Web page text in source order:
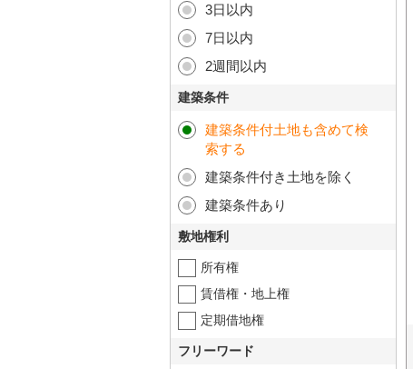
3日以内
7日以内
2週間以内
建築条件
建築条件付土地も含めて検
索する
建築条件付き土地を除く
建築条件あり
敷地権利
所有権
賃借権・地上権
定期借地権
フリーワード